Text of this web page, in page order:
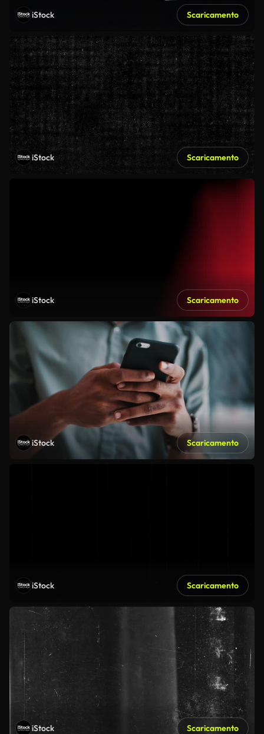
iStock Scaricamento
iStock Scaricamento
iStock Scaricamento
iStock Scaricamento
iStock Scaricamento
iStock Scaricamento